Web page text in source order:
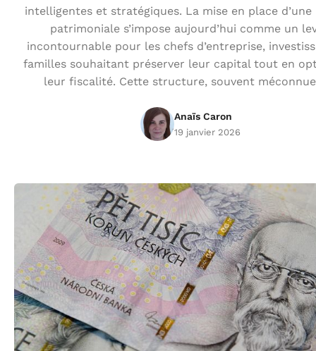
intelligentes et stratégiques. La mise en place
patrimoniale s’impose aujourd’hui comme un
incontournable pour les chefs d’entreprise,
familles souhaitant préserver leur capital tout en
leur fiscalité. Cette structure, souvent
Anaïs Caron
19 janvier 2026